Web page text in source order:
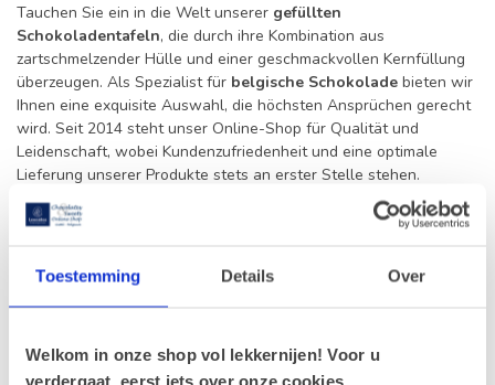
Toestemming Details Over
Welkom in onze shop vol lekkernijen! Voor u
verdergaat, eerst iets over onze cookies.
Tauchen Sie ein in die Welt unserer gefüllten
Schokoladentafeln, die durch ihre Kombination aus
zartschmelzender Hülle und einer geschmackvollen Kernfüllung
überzeugen. Als Spezialist für belgische Schokolade bieten wir
Ihnen eine exquisite Auswahl, die höchsten Ansprüchen gerecht
wird. Seit 2014 steht unser Online-Shop für Qualität und
Leidenschaft, wobei Kundenzufriedenheit und eine optimale
Lieferung unserer Produkte stets an erster Stelle stehen.
Unsere Kollektion umfasst drei exklusive Varianten, die jeden
Leonidas Casaleo mit weißer Schokolade (75g):Eine
Noir de Noir mit dunkler Schokolade (75g):